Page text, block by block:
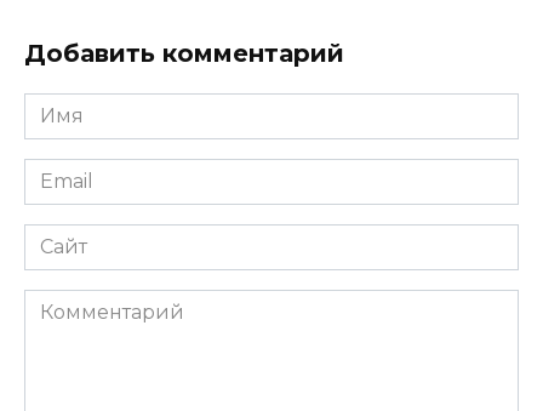
Добавить комментарий
Имя
*
Email
*
Сайт
Комментарий